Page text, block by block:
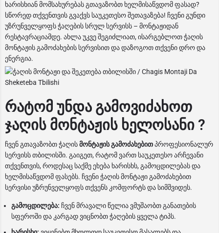
ხარისხიან მომსახურებას გთავაზობთ ხელმისაწვდომ ფასად?
სწორედ თქვენთვის გვაქვს საუკეთესო შეთავაზება! ჩვენი გუნდი
უზრუნველყოფს ჭაღების სრულ სერვისს – მონტაჟიდან
რესტავრაციამდე. ახლა უკვე შეგიძლიათ, ისარგებლოთ ჭაღის
მონტაჟის გამოძახების სერვისით და დაზოგოთ თქვენი დრო და
ენერგია.
რატომ უნდა გამოვიძახოთ
ჯაღის მონტაჟის ხელოსანი ?
ჩვენ გთავაზობთ ჭაღისმონტაჟის გამოძახებითპროფესიონალურ
სერვისს თბილისში. გაიგეთ, რატომ ვართ საუკეთესო არჩევანი
თქვენთვის, როდესაც საქმე ეხება ხარისხს, გამოცდილებას და
ხელმისაწვდომ ფასებს. ჩვენი ჭაღის მონტაჟი გამოძახებით
სერვისი უზრუნველყოფს თქვენს კომფორტს და სიმშვიდეს.
გამოცდილება: ჩვენ მრავალი წელია ვმუშაობთ განათების
სფეროში და კარგად ვიცნობთ ჭაღების ყველა ტიპს.